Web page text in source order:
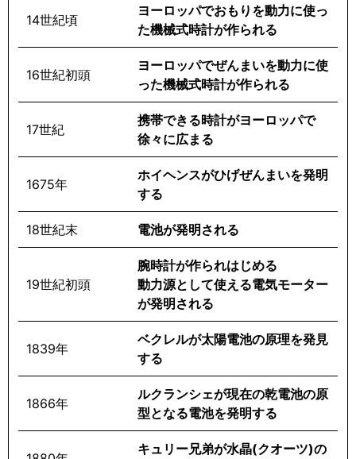
14世紀頃
ヨーロッパでおもりを動力に使っ
た機械式時計が作られる
16世紀初頭
ヨーロッパでぜんまいを動力に使
った機械式時計が作られる
17世紀
携帯できる時計がヨーロッパで
徐々に広まる
1675年
ホイヘンスがひげぜんまいを発明
する
18世紀末 電池が発明される
19世紀初頭
腕時計が作られはじめる
動力源として使える電気モーター
が発明される
1839年
ベクレルが太陽電池の原理を発見
する
1866年
ルクランシェが現在の乾電池の原
型となる電池を発明する
キュリー兄弟が水晶(クオーツ)の